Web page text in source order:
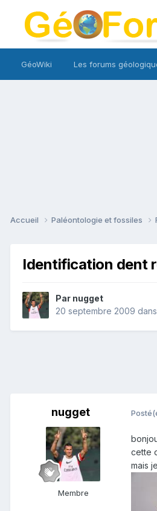
GéoWiki Les forums
Accueil Paléontologie et fossiles
Identification dent
Par nugget
20 septembre 2009 dans
nugget
Membre
cette
mais